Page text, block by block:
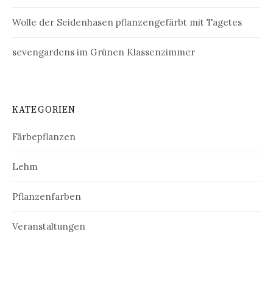
Wolle der Seidenhasen pflanzengefärbt mit Tagetes
sevengardens im Grünen Klassenzimmer
KATEGORIEN
Färbepflanzen
Lehm
Pflanzenfarben
Veranstaltungen